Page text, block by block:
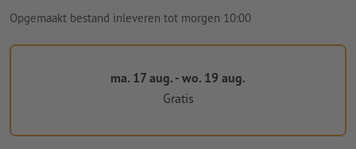
Opgemaakt bestand inleveren tot morgen 10:00
ma. 17 aug. - wo. 19 aug.
Gratis